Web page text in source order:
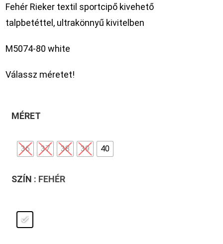
Fehér Rieker textil sportcipő kivehető
talpbetéttel, ultrakönnyű kivitelben
M5074-80 white
Válassz méretet!
MÉRET
36 37 38 39 40
SZÍN : FEHÉR